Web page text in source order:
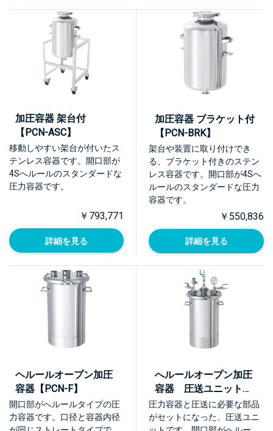
加圧容器 架台付
【PCN-ASC】
移動しやすい架台が付いたス
テンレス容器です。開口部が
4Sへルールのスタンダードな
圧力容器です。
￥793,771
詳細を見る
加圧容器 ブラケット付
【PCN-BRK】
架台や装置に取り付けでき
る、ブラケット付きのステン
レス容器です。開口部が4Sへ
ルールのスタンダードな圧力
容器です。
￥550,836
詳細を見る
ヘルールオープン加圧
容器【PCN-F】
開口部がへルールタイプの圧
力容器です。口径と容器内径
へルールオープン加圧
容器 圧送ユニット
【PCN-F-UT】
圧力容器と圧送に必要な部品
がセットになった、圧送ユニ